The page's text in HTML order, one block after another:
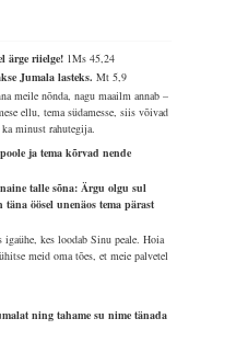
ärge riielge! 1Ms 45,24
Jumala lasteks.Mt 5,9
meile nõnda, nagu maailm annab –
ellu, tema südamesse, siis võivad
ka minust rahutegija.
ja tema kõrvad nende
talle sõna: Ärgu olgu sul
täna öösel unenäos tema pärast
igaühe, kes loodab Sinu peale. Hoia
meid oma tões, et meie palvetel
ning tahame su nime tänada